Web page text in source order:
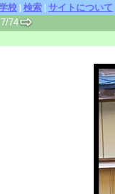
校 | 検索 | サイトについて
74